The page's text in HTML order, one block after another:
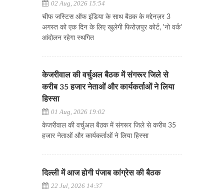
02 Aug, 2026 15:54
चीफ जस्टिस ऑफ इंडिया के साथ बैठक के मद्देनज़र 3
अगस्त को एक दिन के लिए खुलेगी फिरोज़पुर कोर्ट, 'नो वर्क'
आंदोलन रहेगा स्थगित
केजरीवाल की वर्चुअल बैठक में संगरूर जिले से
करीब 35 हजार नेताओं और कार्यकर्ताओं ने लिया
हिस्सा
01 Aug, 2026 19:02
केजरीवाल की वर्चुअल बैठक में संगरूर जिले से करीब 35
हजार नेताओं और कार्यकर्ताओं ने लिया हिस्सा
दिल्ली में आज होगी पंजाब कांग्रेस की बैठक
22 Jul, 2026 14:37